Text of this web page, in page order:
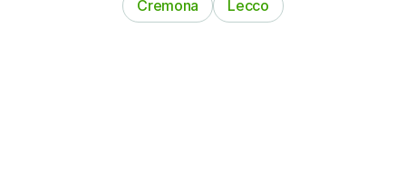
Cremona
Lecco